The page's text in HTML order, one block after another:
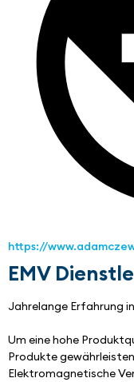
https://
EMV
Jahrelange Erfahrung
Um eine hohe
Produkte
Elektromagnetische